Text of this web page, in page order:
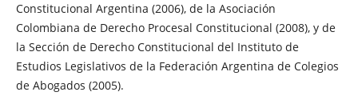
Constitucional Argentina (2006), de la Asociación
Colombiana de Derecho Procesal Constitucional (2008), y de
la Sección de Derecho Constitucional del Instituto de
Estudios Legislativos de la Federación Argentina de Colegios
de Abogados (2005).